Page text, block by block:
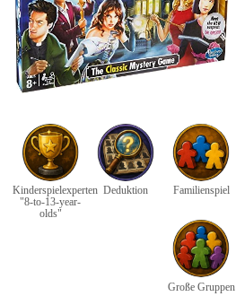
Kinderspielexperten
"8-to-13-year-
olds"
Deduktion Familienspiel
Große Gruppen